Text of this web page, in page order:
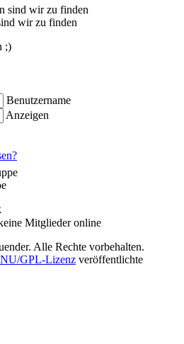
wir zu finden
;)
Benutzername
Anzeigen
Mitglieder online
Alle Rechte vorbehalten.
GPL-Lizenz veröffentlichte